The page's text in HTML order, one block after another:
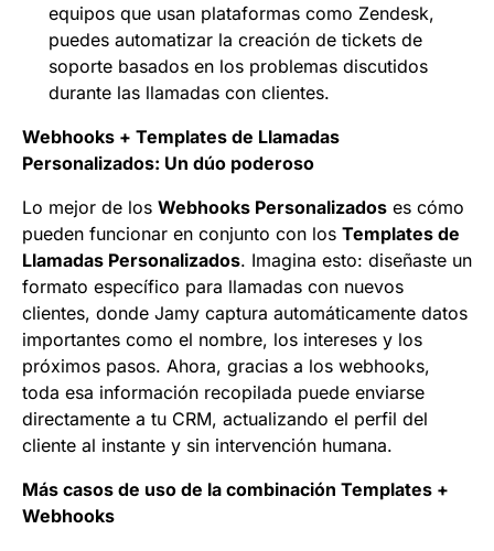
equipos que usan plataformas como Zendesk,
puedes automatizar la creación de tickets de
soporte basados en los problemas discutidos
durante las llamadas con clientes.
Webhooks + Templates de Llamadas
Personalizados: Un dúo poderoso
Lo mejor de los Webhooks Personalizados es cómo
pueden funcionar en conjunto con los Templates de
Llamadas Personalizados. Imagina esto: diseñaste un
formato específico para llamadas con nuevos
clientes, donde Jamy captura automáticamente datos
importantes como el nombre, los intereses y los
próximos pasos. Ahora, gracias a los webhooks,
toda esa información recopilada puede enviarse
directamente a tu CRM, actualizando el perfil del
cliente al instante y sin intervención humana.
Más casos de uso de la combinación Templates +
Webhooks